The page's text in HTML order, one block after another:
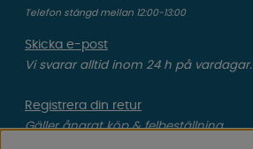
Telefon stängd mellan 12:00-13:00
Skicka e-post
Vi svarar alltid inom 24 h på vardagar.
Registrera din retur
Gäller ångrat köp & felbeställning.